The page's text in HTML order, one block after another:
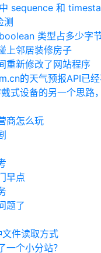
sequence 和
测
类型占多少字
上邻居装修房子
重新修改了网站程序
的天气预报API已经
式设备的另一个思路
商怎么玩
早点
题了
件读取方式
一个小分站？